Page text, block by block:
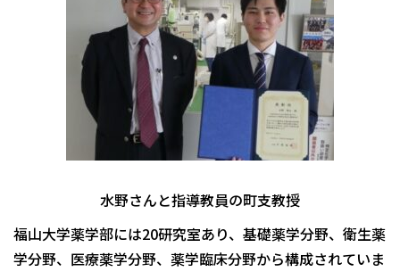
水野さんと指導教員の町支教授
福山大学薬学部には20研究室あり、基礎薬学分野、衛生薬
学分野、医療薬学分野、薬学臨床分野から構成されていま